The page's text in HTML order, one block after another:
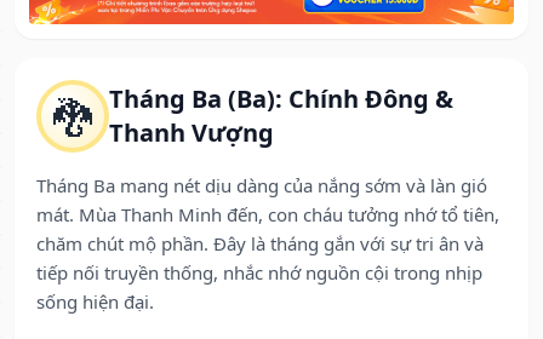
🐉 Tháng Ba (Ba): Chính Đông &
Thanh Vượng
Tháng Ba mang nét dịu dàng của nắng sớm và làn gió
mát. Mùa Thanh Minh đến, con cháu tưởng nhớ tổ tiên,
chăm chút mộ phần. Đây là tháng gắn với sự tri ân và
tiếp nối truyền thống, nhắc nhớ nguồn cội trong nhịp
sống hiện đại.